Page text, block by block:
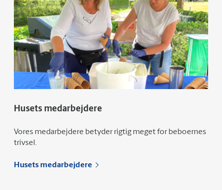
Husets medarbejdere
Vores medarbejdere betyder rigtig meget for beboernes
trivsel.
Husets medarbejdere